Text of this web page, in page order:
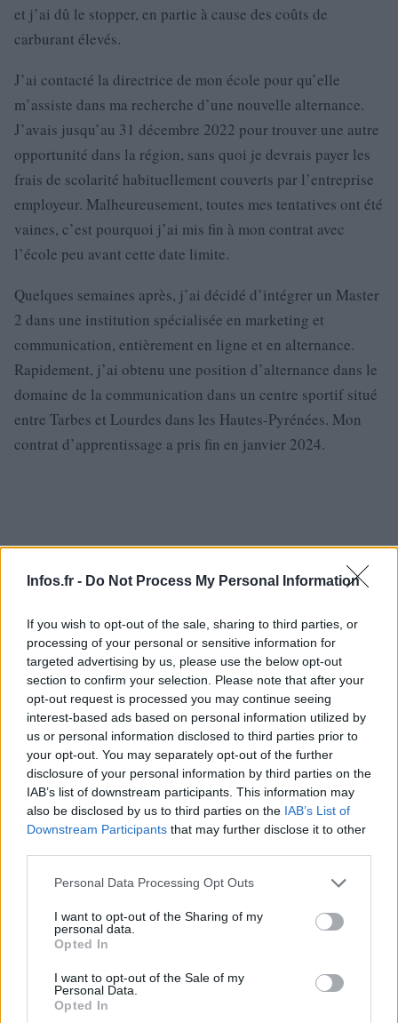
Infos.fr - Do Not Process My Personal Information
If you wish to opt-out of the sale, sharing to third parties, or
processing of your personal or sensitive information for
targeted advertising by us, please use the below opt-out
section to confirm your selection. Please note that after your
opt-out request is processed you may continue seeing
interest-based ads based on personal information utilized by
us or personal information disclosed to third parties prior to
your opt-out. You may separately opt-out of the further
disclosure of your personal information by third parties on the
IAB’s list of downstream participants. This information may
also be disclosed by us to third parties on the IAB’s List of
Downstream Participants that may further disclose it to other
Please note that this website/app uses one or more Google
not limited to your visit or usage behaviour. You may click to
grant or deny consent to Google and its third-party tags to
use your data for below specified purposes in below Google
consent section.
Personal Data Processing Opt Outs
I want to opt-out of the Sharing of my
personal data.
Opted In
I want to opt-out of the Sale of my
Personal Data.
Opted In
et j’ai dû le stopper, en partie à cause des coûts de
carburant élevés.
J’ai contacté la directrice de mon école pour qu’elle
m’assiste dans ma recherche d’une nouvelle alternance.
J’avais jusqu’au 31 décembre 2022 pour trouver une autre
opportunité dans la région, sans quoi je devrais payer les
frais de scolarité habituellement couverts par l’entreprise
employeur. Malheureusement, toutes mes tentatives ont été
vaines, c’est pourquoi j’ai mis fin à mon contrat avec
l’école peu avant cette date limite.
Quelques semaines après, j’ai décidé d’intégrer un Master
2 dans une institution spécialisée en marketing et
communication, entièrement en ligne et en alternance.
Rapidement, j’ai obtenu une position d’alternance dans le
domaine de la communication dans un centre sportif situé
entre Tarbes et Lourdes dans les Hautes-Pyrénées. Mon
contrat d’apprentissage a pris fin en janvier 2024.
Mes collègues ont eu l’opportunité de continuer dans les
entreprises où ils étaient en alternance. Pour ma part, je
n’ai pas désiré étendre l’expérience puisque je ne me
plaisais pas dans l’environnement de travail ni dans les
tâches assignées. Le 7 février, je me suis donc présenté à
nouveau chez France Travail.
J’ai touché ma première allocation en avril pour le mois de
mars, dont le total était de 344,77 euros. C’est-à-dire 100
euros de moins que le montant prévu. Mon dossier